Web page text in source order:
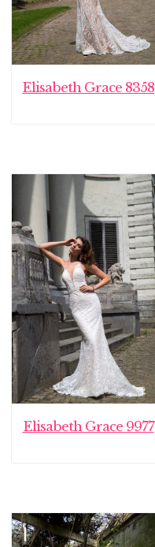
Elisabeth Grace 8358
Elisabeth Grace 9977